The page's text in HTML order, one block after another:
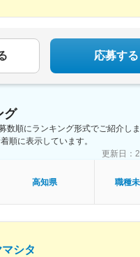
属に関しては、適性や条件等に応
なたの適性や能力を活かせる適切
ださい。☆引越し手当支給・借り上
応募する
グ
数順にランキング形式でご紹介しま
順に表示しています。
更新日：
高知県 職種
シタ